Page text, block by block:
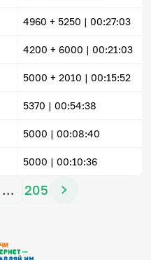
4960 + 5250 | 00:27:03
4200 + 6000 | 00:21:03
5000 + 2010 | 00:15:52
5370 | 00:54:38
5000 | 00:08:40
5000 | 00:10:36
… 205